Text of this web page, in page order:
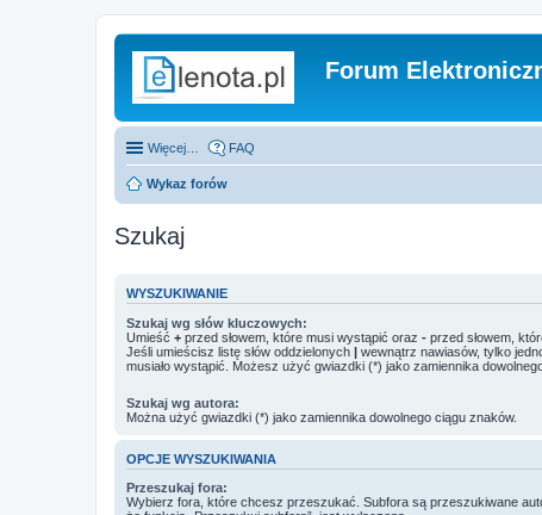
Forum
Więcej… FAQ
Wykaz forów
Szukaj
WYSZUKIWANIE
Szukaj wg słów kluczowych:
Umieść + przed słowem, które musi wystąpić oraz - przed słowem,
Jeśli umieścisz listę słów oddzielonych | wewnątrz nawiasów, tylko
musiało wystąpić. Możesz użyć gwiazdki (*) jako zamiennika
Szukaj wg autora:
Można użyć gwiazdki (*) jako zamiennika dowolnego ciągu znaków.
OPCJE WYSZUKIWANIA
Przeszukaj fora:
Wybierz fora, które chcesz przeszukać. Subfora są przeszukiwane